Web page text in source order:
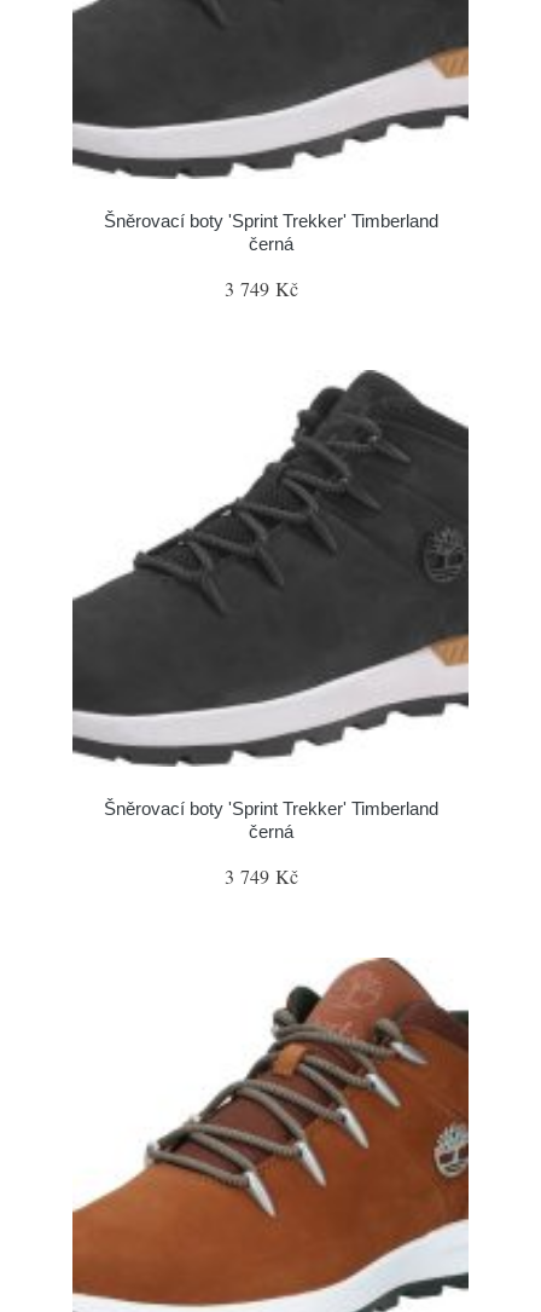
Šněrovací boty 'Sprint Trekker' Timberland
černá
3 749 Kč
Šněrovací boty 'Sprint Trekker' Timberland
černá
3 749 Kč